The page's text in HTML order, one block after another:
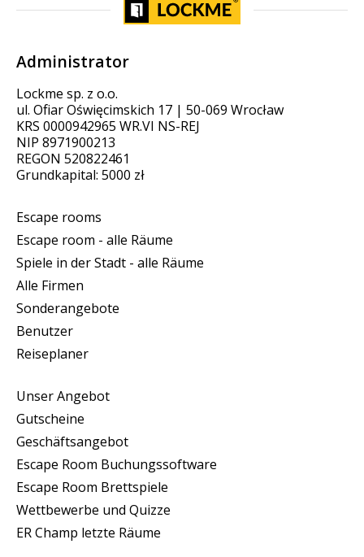
Administrator
Lockme sp. z o.o.
ul. Ofiar Oświęcimskich 17 | 50-069 Wrocław
KRS 0000942965 WR.VI NS-REJ
NIP 8971900213
REGON 520822461
Grundkapital: 5000 zł
Escape rooms
Escape room - alle Räume
Spiele in der Stadt - alle Räume
Alle Firmen
Sonderangebote
Benutzer
Reiseplaner
Unser Angebot
Gutscheine
Geschäftsangebot
Escape Room Buchungssoftware
Escape Room Brettspiele
Wettbewerbe und Quizze
ER Champ letzte Räume